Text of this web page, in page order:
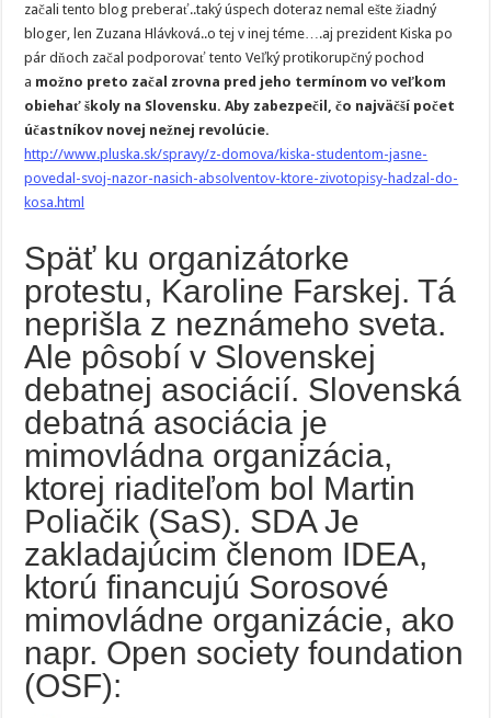
začali tento blog preberať..taký úspech doteraz nemal ešte žiadný
bloger, len Zuzana Hlávková..o tej v inej téme….aj prezident Kiska po
pár dňoch začal podporovať tento Veľký protikorupčný pochod
a možno preto začal zrovna pred jeho termínom vo veľkom
obiehať školy na Slovensku. Aby zabezpečil, čo najväčší počet
účastníkov novej nežnej revolúcie.
http://www.pluska.sk/spravy/z-domova/kiska-studentom-jasne-
povedal-svoj-nazor-nasich-absolventov-ktore-zivotopisy-hadzal-do-
kosa.html
Späť ku organizátorke
protestu, Karoline Farskej. Tá
neprišla z neznámeho sveta.
Ale pôsobí v Slovenskej
debatnej asociácií. Slovenská
debatná asociácia je
mimovládna organizácia,
ktorej riaditeľom bol Martin
Poliačik (SaS). SDA Je
zakladajúcim členom IDEA,
ktorú financujú Sorosové
mimovládne organizácie, ako
napr. Open society foundation
(OSF):